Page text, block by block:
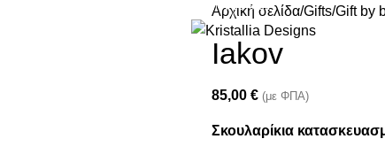
Join our newsletter and enjoy 10% Off
Αρχική σελίδα Gifts Gift by
Iakov
85,00 € (με ΦΠΑ)
Σκουλαρίκια